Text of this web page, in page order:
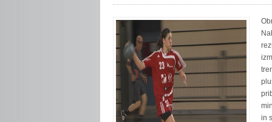
in